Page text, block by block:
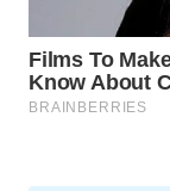
WATCH
MKLI